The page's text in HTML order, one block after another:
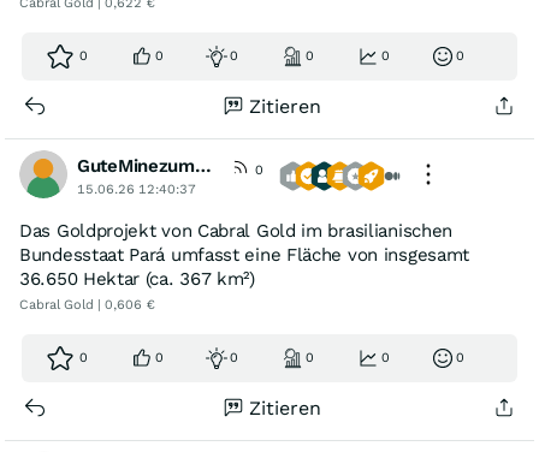
Cabral Gold | 0,622 €
0 0 0 0 0 0
Zitieren
GuteMinezumBoersenspiel
0
15.06.26 12:40:37
Das Goldprojekt von Cabral Gold im brasilianischen
Bundesstaat Pará umfasst eine Fläche von insgesamt
36.650 Hektar (ca. 367 km²)
Cabral Gold | 0,606 €
0 0 0 0 0 0
Zitieren